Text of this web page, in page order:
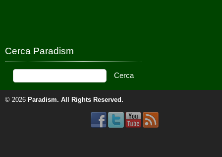
Cerca Paradism
© 2026 Paradism. All Rights Reserved.